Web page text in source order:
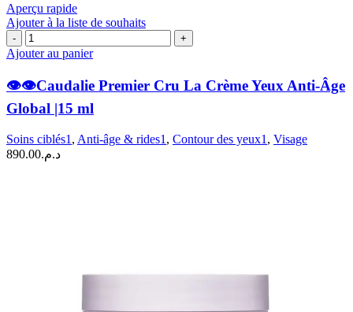
Aperçu rapide
Ajouter à la liste de souhaits
quantité
de
👁️
Caudalie
Premier
Cru
La
Crème
Ajouter au panier
👁️👁️Caudalie Premier Cru La Crème Yeux Anti-Âge
Global |15 ml
Soins ciblés1 , Anti-âge & rides1 , Contour des yeux1 , Visage
د.م.890.00